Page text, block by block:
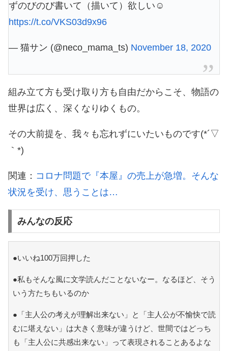
ずのびのび書いて（描いて）欲しい☺️
https://t.co/VKS03d9x96
— 猫サン (@neco_mama_ts) November 18, 2020
組み立て方も受け取り方も自由だからこそ、物語の
世界は広く、深くなりゆくもの。
その大前提を、我々も忘れずにいたいものです(*´▽
｀*)
関連： コロナ問題で『本屋』の売上が急増。そんな
状況を受け、思うことは…
みんなの反応
●いいね100万回押した
●私もそんな風に文学読んだことないなー。なるほど、そう
いう方たちもいるのか
●「主人公の考えが理解出来ない」と「主人公が不愉快で読
むに堪えない」は大きく意味が違うけど、世間ではどっち
も「主人公に共感出来ない」って表現されることあるよな